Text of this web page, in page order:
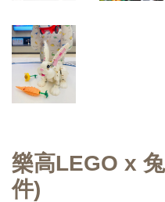
樂高LEGO x
件)